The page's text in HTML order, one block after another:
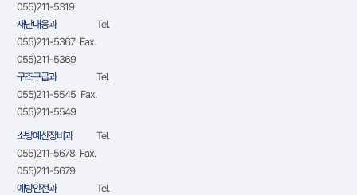
055)211-5319
재난대응과
Tel.
055)211-5367 Fax.
055)211-5369
구조구급과
Tel.
055)211-5545 Fax.
055)211-5549
소방예산장비과
Tel.
055)211-5678 Fax.
055)211-5679
예방안전과
Tel.